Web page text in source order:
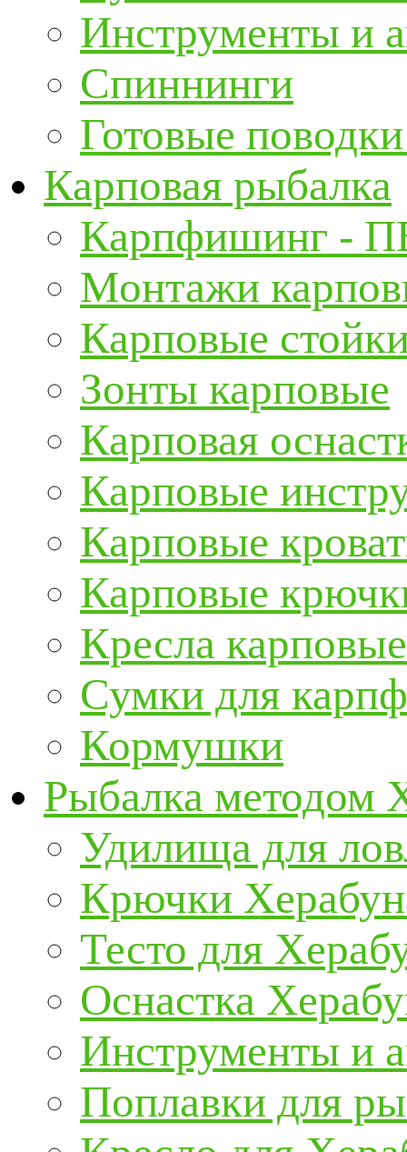
Инструменты и
Спиннинги
Готовые
Карповая рыбалка
Карпфишинг -
Монтажи
Карповые
Зонты карповые
Карповая
Карповые
Карповые
Карповые
Кресла карповые
Сумки для
Кормушки
Рыбалка методом
Удилища для
Крючки
Тесто для
Оснастка
Инструменты и
Поплавки для